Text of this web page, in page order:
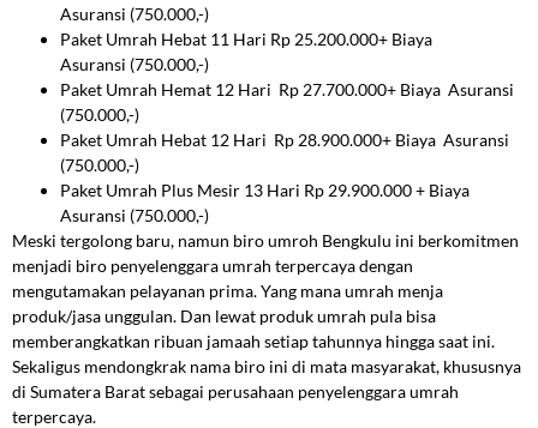
Asuransi (750.000,-)
Paket Umrah Hebat 11 Hari Rp 25.200.000+ Biaya
Asuransi (750.000,-)
Paket Umrah Hemat 12 Hari Rp 27.700.000+ Biaya Asuransi
(750.000,-)
Paket Umrah Hebat 12 Hari Rp 28.900.000+ Biaya Asuransi
(750.000,-)
Paket Umrah Plus Mesir 13 Hari Rp 29.900.000 + Biaya
Asuransi (750.000,-)
Meski tergolong baru, namun biro umroh Bengkulu ini berkomitmen
menjadi biro penyelenggara umrah terpercaya dengan
mengutamakan pelayanan prima. Yang mana umrah menja
produk/jasa unggulan. Dan lewat produk umrah pula bisa
memberangkatkan ribuan jamaah setiap tahunnya hingga saat ini.
Sekaligus mendongkrak nama biro ini di mata masyarakat, khususnya
di Sumatera Barat sebagai perusahaan penyelenggara umrah
terpercaya.